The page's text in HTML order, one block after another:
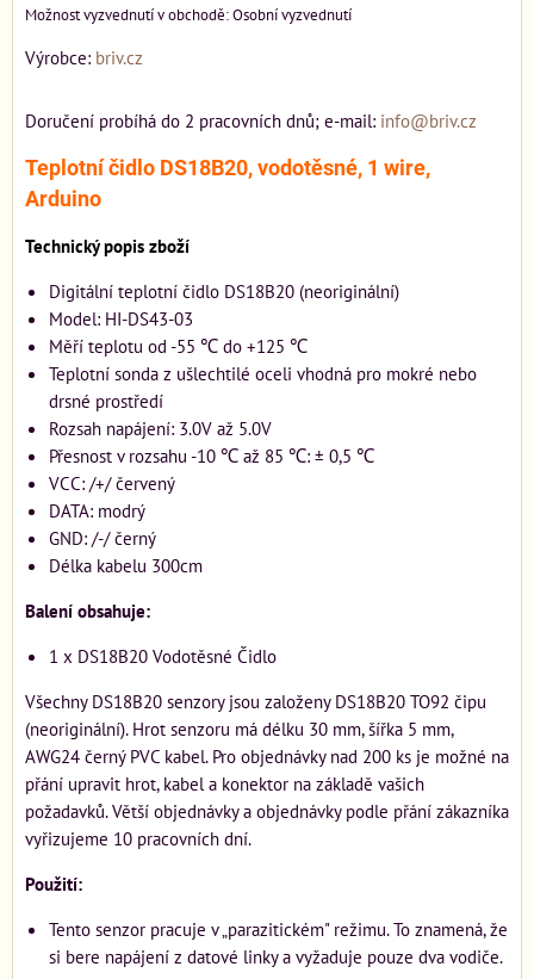
Osobní vyzvednutí
Výrobce: briv.cz
Doručení probíhá do 2 pracovních dnů; e-mail: info@briv.cz
Teplotní čidlo DS18B20, vodotěsné, 1 wire,
Arduino
Technický popis zboží
Digitální teplotní čidlo DS18B20 (neoriginální)
Model: HI-DS43-03
Měří teplotu od -55 ℃ do +125 ℃
Teplotní sonda z ušlechtilé oceli vhodná pro mokré nebo
drsné prostředí
Rozsah napájení: 3.0V až 5.0V
Přesnost v rozsahu -10 ℃ až 85 ℃: ± 0,5 ℃
VCC: /+/ červený
DATA: modrý
GND: /-/ černý
Délka kabelu 300cm
Balení obsahuje:
1 x DS18B20 Vodotěsné Čidlo
Všechny DS18B20 senzory jsou založeny DS18B20 TO92 čipu
(neoriginální). Hrot senzoru má délku 30 mm, šířka 5 mm,
AWG24 černý PVC kabel. Pro objednávky nad 200 ks je možné na
přání upravit hrot, kabel a konektor na základě vašich
požadavků. Větší objednávky a objednávky podle přání zákazníka
vyřizujeme 10 pracovních dní.
Použití:
Tento senzor pracuje v „parazitickém" režimu. To znamená, že
si bere napájení z datové linky a vyžaduje pouze dva vodiče.